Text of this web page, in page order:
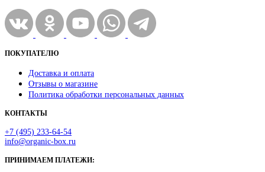
ПОКУПАТЕЛЮ
Доставка и оплата
Отзывы о магазине
Политика обработки персональных данных
КОНТАКТЫ
+7 (495) 233-64-54
info@organic-box.ru
ПРИНИМАЕМ ПЛАТЕЖИ: